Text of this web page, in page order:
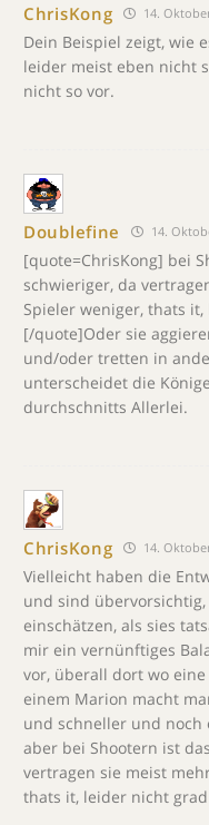
ChrisKong 14.
Dein Beispiel zeigt, wie
leider meist eben nicht
nicht so vor.
Doublefine 14.
[quote=ChrisKong] bei
schwieriger, da
Spieler weniger, thats
[/quote]Oder sie
und/oder tretten in
unterscheidet die
durchschnitts Allerlei.
ChrisKong 14.
Vielleicht haben die
und sind
einschätzen, als sies
mir ein vernünftiges
vor, überall dort wo
einem Marion macht
und schneller und noch
aber bei Shootern ist
vertragen sie meist
thats it, leider nicht grad